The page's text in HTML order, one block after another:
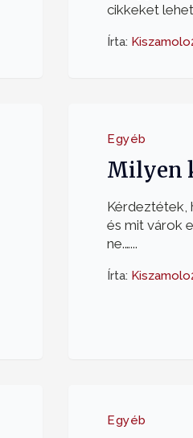
cikkeket
Írta: Kiszamolo
Egyéb
Milyen
Kérdeztétek,
és mit várok
ne.…...
Írta: Kiszamolo
Egyéb